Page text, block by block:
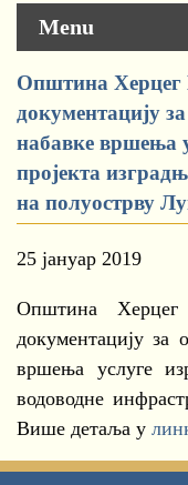
Menu
Општина Херцег
документацију
набавке вршења
пројекта
на полуострву
25 јануар 2019
Општина Херцег
документацију за
вршења услуге
водоводне
Више детаља у